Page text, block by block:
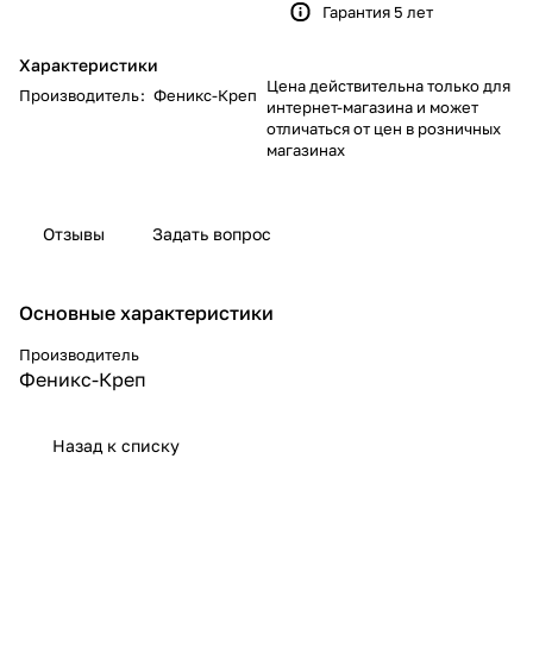
Характеристики
Производитель: Феникс-Креп
Гарантия 5 лет
Цена действительна только для
интернет-магазина и может
отличаться от цен в розничных
магазинах
Отзывы Задать вопрос
Основные характеристики
Производитель
Феникс-Креп
Назад к списку